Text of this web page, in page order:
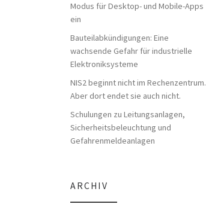
Modus für Desktop- und Mobile-Apps
ein
Bauteilabkündigungen: Eine
wachsende Gefahr für industrielle
Elektroniksysteme
NIS2 beginnt nicht im Rechenzentrum.
Aber dort endet sie auch nicht.
Schulungen zu Leitungsanlagen,
Sicherheitsbeleuchtung und
Gefahrenmeldeanlagen
ARCHIV